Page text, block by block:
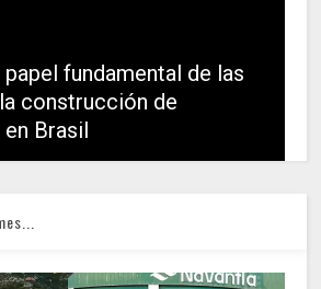
papel fundamental de las
construcción de
Brasil